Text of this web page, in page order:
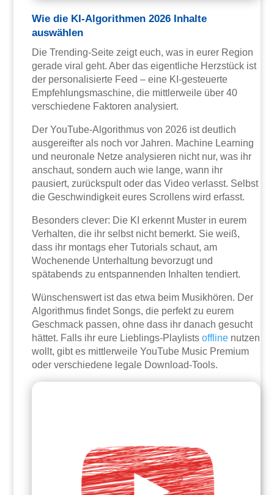
Wie die KI-Algorithmen 2026 Inhalte
auswählen
Die Trending-Seite zeigt euch, was in eurer Region
gerade viral geht. Aber das eigentliche Herzstück ist
der personalisierte Feed – eine KI-gesteuerte
Empfehlungsmaschine, die mittlerweile über 40
verschiedene Faktoren analysiert.
Der YouTube-Algorithmus von 2026 ist deutlich
ausgereifter als noch vor Jahren. Machine Learning
und neuronale Netze analysieren nicht nur, was ihr
anschaut, sondern auch wie lange, wann ihr
pausiert, zurückspult oder das Video verlasst. Selbst
die Geschwindigkeit eures Scrollens wird erfasst.
Besonders clever: Die KI erkennt Muster in eurem
Verhalten, die ihr selbst nicht bemerkt. Sie weiß,
dass ihr montags eher Tutorials schaut, am
Wochenende Unterhaltung bevorzugt und
spätabends zu entspannenden Inhalten tendiert.
Wünschenswert ist das etwa beim Musikhören. Der
Algorithmus findet Songs, die perfekt zu eurem
Geschmack passen, ohne dass ihr danach gesucht
hättet. Falls ihr eure Lieblings-Playlistsoffline nutzen
wollt, gibt es mittlerweile YouTube Music Premium
oder verschiedene legale Download-Tools.